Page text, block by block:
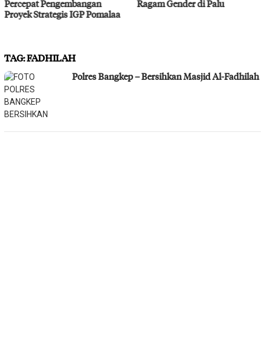
Ragam Gender di Palu
Bahodopi Hadapi Potensi
TAG:FADHILAH
Polres Bangkep – Bersihkan Masjid Al-Fadhilah